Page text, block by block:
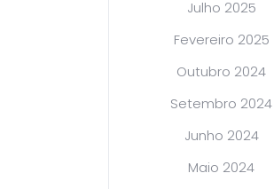
Julho 2025
Fevereiro 2025
Outubro 2024
Setembro 2024
Junho 2024
Maio 2024